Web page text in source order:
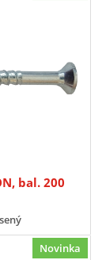
bal. 200
Novinka